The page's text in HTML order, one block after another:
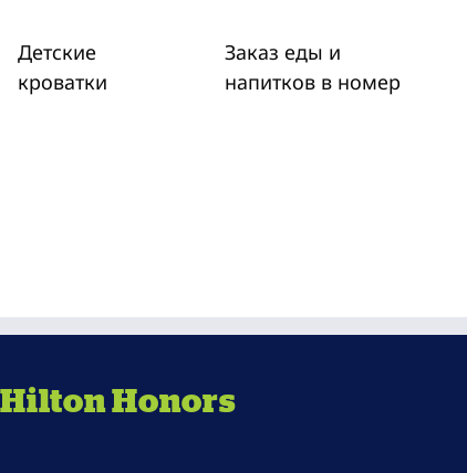
Детские
кроватки
Заказ еды и
напитков в номер
Honors